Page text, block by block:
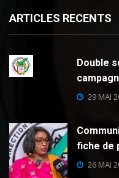
ARTICLES RECENTS
Double
29 MAI
fiche de
26 MAI